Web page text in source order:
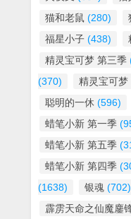
猫和老鼠 (280)
福星小子 (438)
精灵宝可梦 第三季
(370)
精灵宝可梦
聪明的一休 (596)
蜡笔小新 第一季
蜡笔小新 第五季
蜡笔小新 第四季
(1638)
银魂 (702)
霹雳天命之仙魔鏖